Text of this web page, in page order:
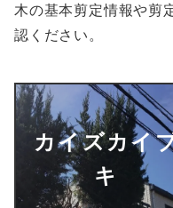
木の基本剪定情報や剪
認ください。
カイズカイ
キ